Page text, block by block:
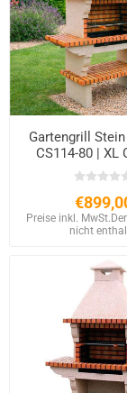
Gartengrill Stein
CS114-80 | XL
80cm
Preise inkl. MwSt.
nicht